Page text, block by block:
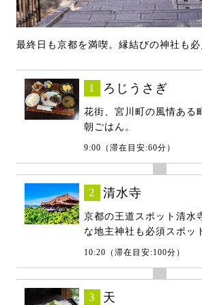
最終日も京都を満喫。縁結びの神社も必
1 ろじうさぎ
花街、宮川町の風情ある
朝ごはん。
9:00（滞在目安:60分）
2 清水寺
京都の王道スポット清水
な地主神社も必須スポッ
10:20（滞在目安:100分）
3 天